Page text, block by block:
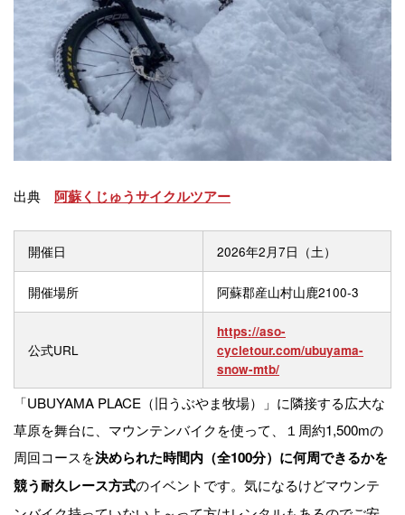
出典 阿蘇くじゅうサイクルツアー
開催日 2026年2月7日（土）
開催場所 阿蘇郡産山村山鹿2100-3
公式URL
https://aso-
cycletour.com/ubuyama-
snow-mtb/
「UBUYAMA PLACE（旧うぶやま牧場）」に隣接する広大な
草原を舞台に、マウンテンバイクを使って、１周約1,500mの
周回コースを決められた時間内（全100分）に何周できるかを
競う耐久レース方式のイベントです。気になるけどマウンテ